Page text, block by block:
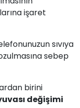
işaret
sıvıya
sebep
birini
değişimi